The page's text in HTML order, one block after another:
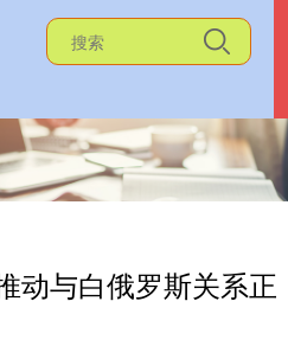
动与白俄罗斯关系正